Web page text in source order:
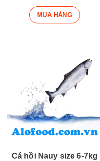
MUA HÀNG
Cá hồi Nauy size 6-7kg